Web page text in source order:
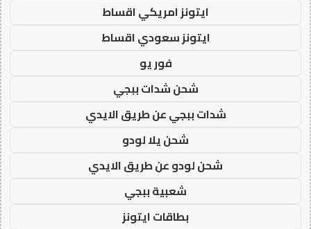
ايتونز امريكي اقساط
ايتونز سعودي اقساط
فور يو
شحن شدات ببجي
شدات ببجي عن طريق الايدي
شحن يلا لودو
شحن لودو عن طريق الايدي
شعبية ببجي
بطاقات ايتونز